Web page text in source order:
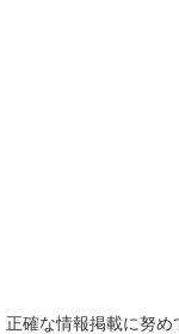
確な情報掲載に努め